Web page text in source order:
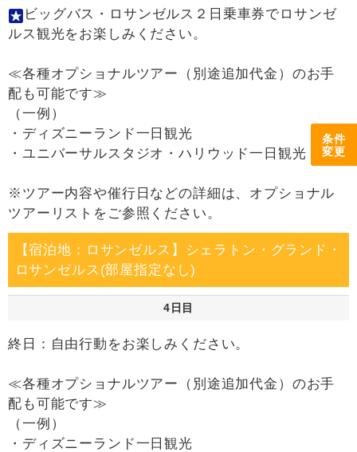
条件
変更
ビッグバス・ロサンゼルス２日乗車券でロサンゼ
ルス観光をお楽しみください。
≪各種オプショナルツアー（別途追加代金）のお手
配も可能です≫
（一例）
・ディズニーランド一日観光
・ユニバーサルスタジオ・ハリウッド一日観光
※ツアー内容や催行日などの詳細は、オプショナル
ツアーリストをご参照ください。
【宿泊地：ロサンゼルス】シェラトン・グランド・
ロサンゼルス(部屋指定なし)
4日目
終日：自由行動をお楽しみください。
≪各種オプショナルツアー（別途追加代金）のお手
配も可能です≫
（一例）
・ディズニーランド一日観光